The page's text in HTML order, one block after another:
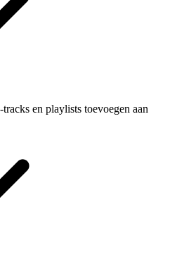
en playlists toevoegen aan